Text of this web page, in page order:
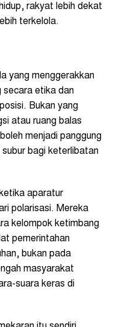
rakyat lebih dekat
terkelola.
yang menggerakkan
secara etika dan
Bukan yang
atau ruang balas
menjadi panggung
subur bagi keterlibatan
aparatur
polarisasi. Mereka
kelompok ketimbang
pemerintahan
bukan pada
masyarakat
suara keras di